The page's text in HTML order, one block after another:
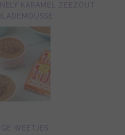
KARAMEL ZEEZOUT
WEETJES